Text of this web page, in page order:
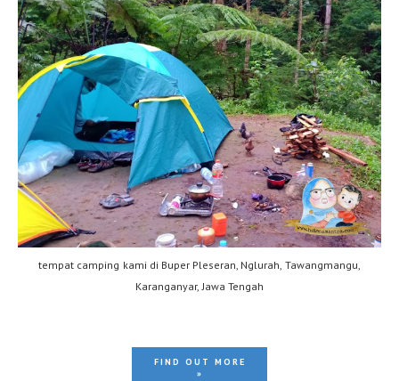
tempat camping kami di Buper Pleseran, Nglurah, Tawangmangu,
Karanganyar, Jawa Tengah
FIND OUT MORE
»